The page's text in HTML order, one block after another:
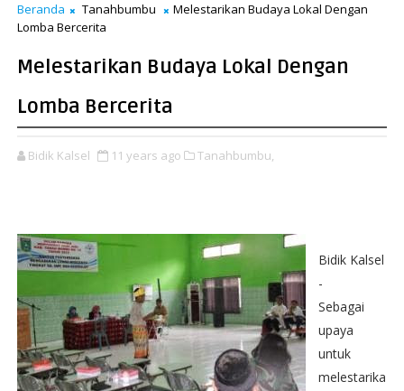
Beranda Tanahbumbu
Melestarikan Budaya Lokal Dengan
Lomba Bercerita
Melestarikan Budaya Lokal Dengan
Lomba Bercerita
Bidik Kalsel 11 years ago Tanahbumbu,
Bidik Kalsel
-
Sebagai
upaya
untuk
melestarika